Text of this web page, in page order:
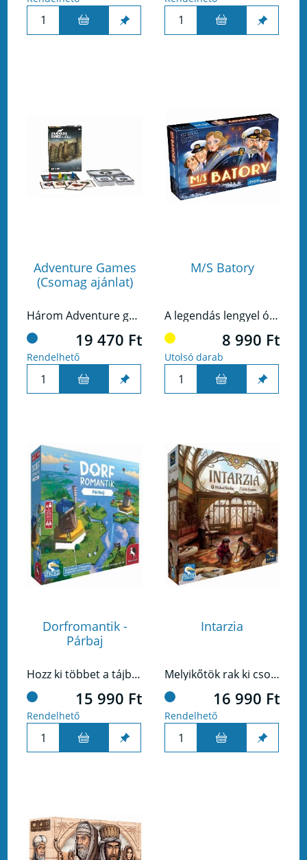
Adventure Games
(Csomag ajánlat)
Három Adventure games kettő áráért!
19 470 Ft
Rendelhető
M/S Batory
A legendás lengyel óceánjáró, az M/S BATORY fedélzetére invitál a GRANNA új társasjátéka. Elrabolták Pawlicka grófnő felbecsülhetetlen értékű ékszereit, és az utasok vagy a legénység tagjaiközt lapul a tettes.
8 990 Ft
Utolsó darab
Dorfromantik -
Párbaj
Hozz ki többet a tájból!
15 990 Ft
Rendelhető
Intarzia
Melyikőtök rak ki csodásabb intarziás padlót?
16 990 Ft
Rendelhető